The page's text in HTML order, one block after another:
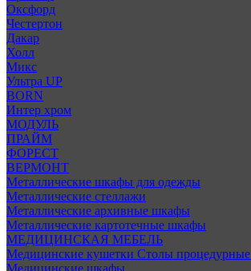
Оксфорд
Честертон
Дакар
Холл
Микс
Ультра UP
BORN
Интер хром
МОДУЛЬ
ПРАЙМ
ФОРЕСТ
ВЕРМОНТ
Металлические шкафы для одежды
Металлические стеллажи
Металлические архивные шкафы
Металлические картотечные шкафы
МЕДИЦИНСКАЯ МЕБЕЛЬ
Медицинские кушетки Столы процедурные